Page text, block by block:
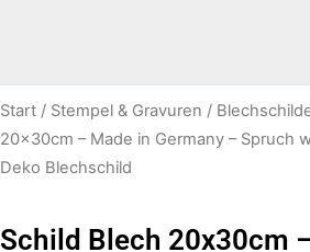
Start / Stempel & Gravuren /
20x30cm – Made in Germany – Spruch
Deko Blechschild
Schild Blech 20x30cm